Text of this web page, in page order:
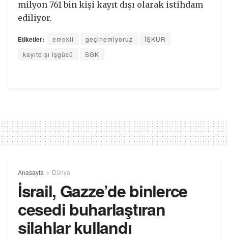
milyon 761 bin kişi kayıt dışı olarak istihdam
ediliyor.
Etiketler: emekli geçinemiyoruz
İŞKUR
kayıtdışı işgücü
SGK
Anasayfa Dünya
İsrail, Gazze’de binlerce
cesedi buharlaştıran
silahlar kullandı